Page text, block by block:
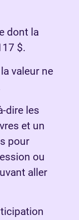
dont la
$.
valeur ne
dire les
et un
pour
ou
aller